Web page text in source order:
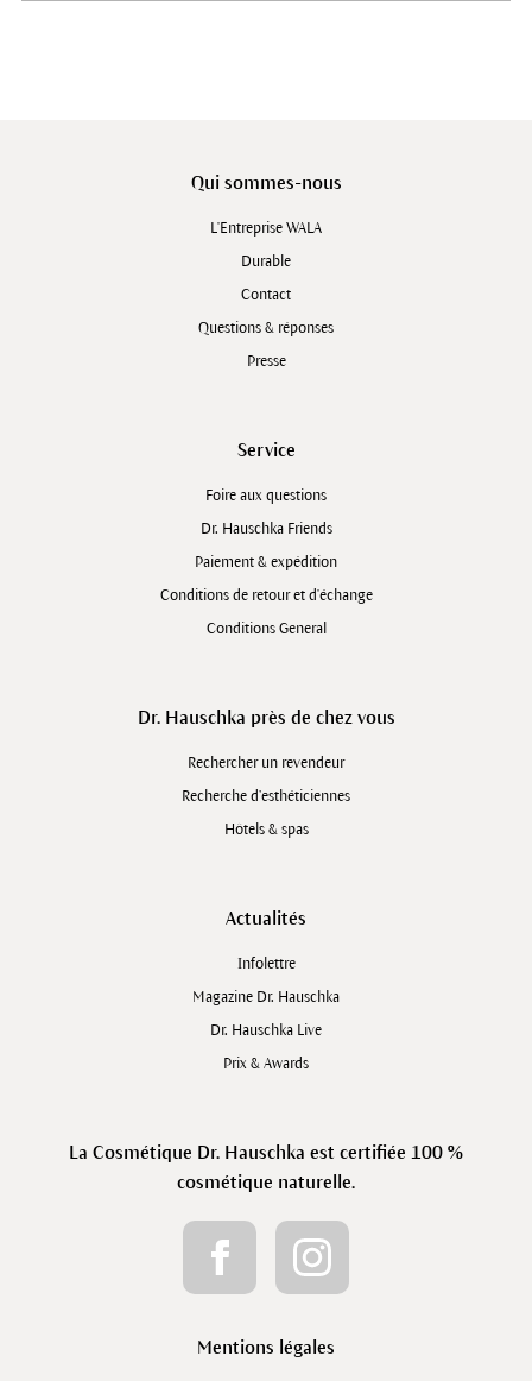
Qui sommes-nous
L'Entreprise WALA
Durable
Contact
Questions & réponses
Presse
Service
Foire aux questions
Dr. Hauschka Friends
Paiement & expédition
Conditions de retour et d'échange
Conditions General
Dr. Hauschka près de chez vous
Rechercher un revendeur
Recherche d’esthéticiennes
Hôtels & spas
Actualités
Infolettre
Magazine Dr. Hauschka
Dr. Hauschka Live
Prix & Awards
La Cosmétique Dr. Hauschka est certifiée 100 %
cosmétique naturelle.
Mentions légales